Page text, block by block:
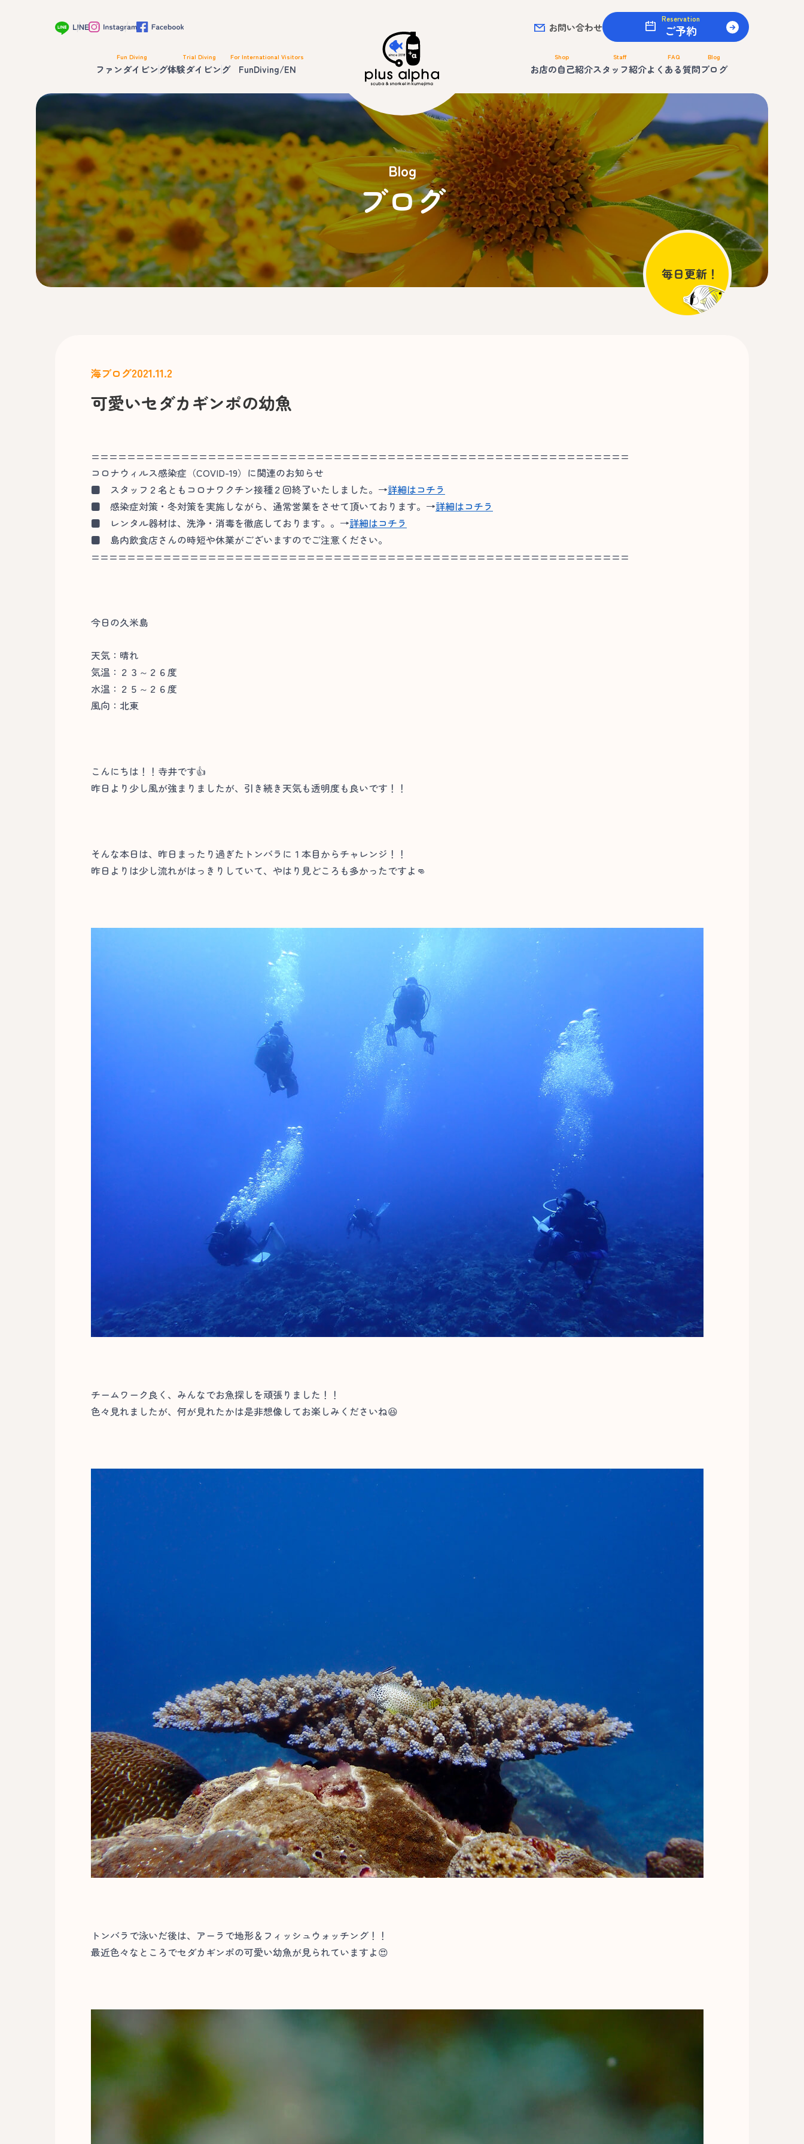
お問い合わせ
Reservation
ご予約
Fun Diving
ファンダイビング
Trial Diving
体験ダイビング
For International Visitors
FunDiving/EN
Shop
お店の自己紹介
Staff
スタッフ紹介
FAQ
よくある質問
Blog
ブログ
Blog
ブログ
海ブログ2021.11.2
可愛いセダカギンポの幼魚
============================================================
コロナウィルス感染症（COVID-19）に関連のお知らせ
■ スタッフ２名ともコロナワクチン接種２回終了いたしました。→詳細はコチラ
■ 感染症対策・冬対策を実施しながら、通常営業をさせて頂いております。→詳細はコチラ
■ レンタル器材は、洗浄・消毒を徹底しております。。→詳細はコチラ
■ 島内飲食店さんの時短や休業がございますのでご注意ください。
============================================================
今日の久米島
天気：晴れ
気温：２３～２６度
水温：２５～２６度
風向：北東
こんにちは！！寺井です👍
昨日より少し風が強まりましたが、引き続き天気も透明度も良いです！！
そんな本日は、昨日まったり過ぎたトンバラに１本目からチャレンジ！！
昨日よりは少し流れがはっきりしていて、やはり見どころも多かったですよ👊
チームワーク良く、みんなでお魚探しを頑張りました！！
色々見れましたが、何が見れたかは是非想像してお楽しみくださいね😆
トンバラで泳いだ後は、アーラで地形＆フィッシュウォッチング！！
最近色々なところでセダカギンポの可愛い幼魚が見られていますよ😍